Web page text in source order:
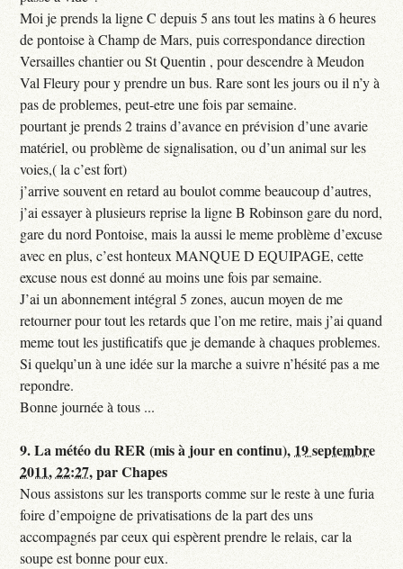
Moi je prends la ligne C depuis 5 ans tout les matins à 6 heures
de pontoise à Champ de Mars, puis correspondance direction
Versailles chantier ou St Quentin , pour descendre à Meudon
Val Fleury pour y prendre un bus. Rare sont les jours ou il n’y à
pas de problemes, peut-etre une fois par semaine.
pourtant je prends 2 trains d’avance en prévision d’une avarie
matériel, ou problème de signalisation, ou d’un animal sur les
voies,( la c’est fort)
j’arrive souvent en retard au boulot comme beaucoup d’autres,
j’ai essayer à plusieurs reprise la ligne B Robinson gare du nord,
gare du nord Pontoise, mais la aussi le meme problème d’excuse
avec en plus, c’est honteux MANQUE D EQUIPAGE, cette
excuse nous est donné au moins une fois par semaine.
J’ai un abonnement intégral 5 zones, aucun moyen de me
retourner pour tout les retards que l’on me retire, mais j’ai quand
meme tout les justificatifs que je demande à chaques problemes.
Si quelqu’un à une idée sur la marche a suivre n’hésité pas a me
repondre.
Bonne journée à tous ...
9.La météo du RER (mis à jour en continu), 19 septembre
2011, 22:27,parChapes
Nous assistons sur les transports comme sur le reste à une furia
foire d’empoigne de privatisations de la part des uns
accompagnés par ceux qui espèrent prendre le relais, car la
soupe est bonne pour eux.